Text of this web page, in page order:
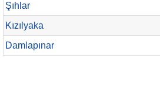
Şıhlar
Kızılyaka
Damlapınar